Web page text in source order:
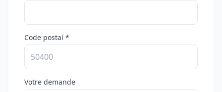
Code postal *
Votre demande